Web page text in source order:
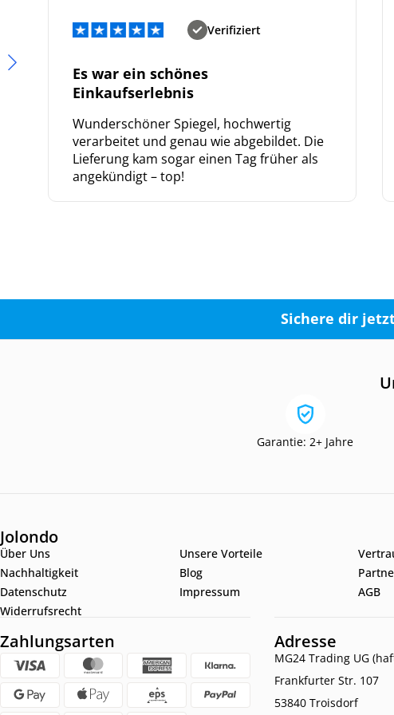
Verifiziert
Es war ein schönes
Einkaufserlebnis
Wunderschöner Spiegel, hochwertig
verarbeitet und genau wie abgebildet. Die
Lieferung kam sogar einen Tag früher als
angekündigt – top!
Sichere dir
Garantie: 2+ Jahre
Jolondo
Über Uns Unsere Vorteile
Nachhaltigkeit
Blog
Datenschutz
Impressum
AGB
Widerrufsrecht
Zahlungsarten Adresse
MG24 Trading UG
Frankfurter Str. 107
53840 Troisdorf